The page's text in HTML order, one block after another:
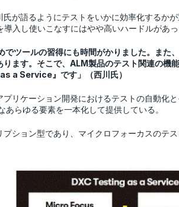
が語るようにテストをいかに効率化するか
入し使いこなすにはやや高いハードルがあっ
でツールの習得にも時間がかりました。ま
ます。そこで、ALM製品のテスト関連の
a Service』です」（西川氏）
リケーション開発におけるテストの自動化
らゆる要素を一本化して提供している。
ション型であり、マイクロフォーカスのテ